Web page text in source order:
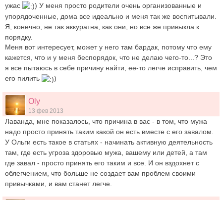
ужас
) У меня просто родители очень организованные и
упорядоченные, дома все идеально и меня так же воспитывали.
Я, конечно, не так аккуратна, как они, но все же привыкла к
порядку.
Меня вот интересует, может у него там бардак, потому что ему
кажется, что и у меня беспорядок, что не делаю чего-то...? Это
я все пытаюсь в себе причину найти, ее-то легче исправить, чем
его пилить
)
Oly
13 фев 2013
Лаванда, мне показалось, что причина в вас - в том, что мужа
надо просто принять таким какой он есть вместе с его завалом.
У Ольги есть такое в статьях - начинать активную деятельность
там, где есть угроза здоровью мужа, вашему или детей, а там
где завал - просто принять его таким и все. И он вздохнет с
облегчением, что больше не создает вам проблем своими
привычками, и вам станет легче.